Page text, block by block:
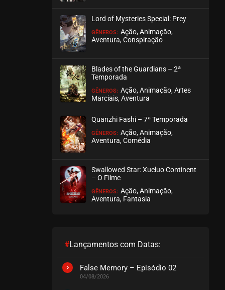
EPISÓDIO 418
Lord of Mysteries Special: Prey
GÊNEROS: Ação, Animação,
Aventura, Conspiração
Blades of the Guardians – 2ª
Temporada
GÊNEROS: Ação, Animação, Artes
Marciais, Aventura
Quanzhi Fashi – 7ª Temporada
GÊNEROS: Ação, Animação,
Aventura, Comédia
Swallowed Star: Xueluo Continent
– O Filme
GÊNEROS: Ação, Animação,
Aventura, Fantasia
#Lançamentos com Datas:
False Memory – Episódio 02
04/08/2026